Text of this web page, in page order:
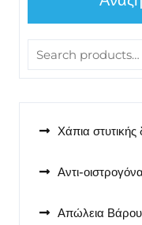
Χάπια στυτικής
Αντι-οιστρογόνα
Απώλεια